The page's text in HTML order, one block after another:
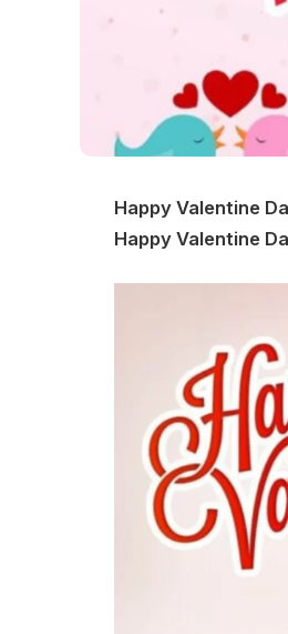
Happy Valentine
Happy Valentine